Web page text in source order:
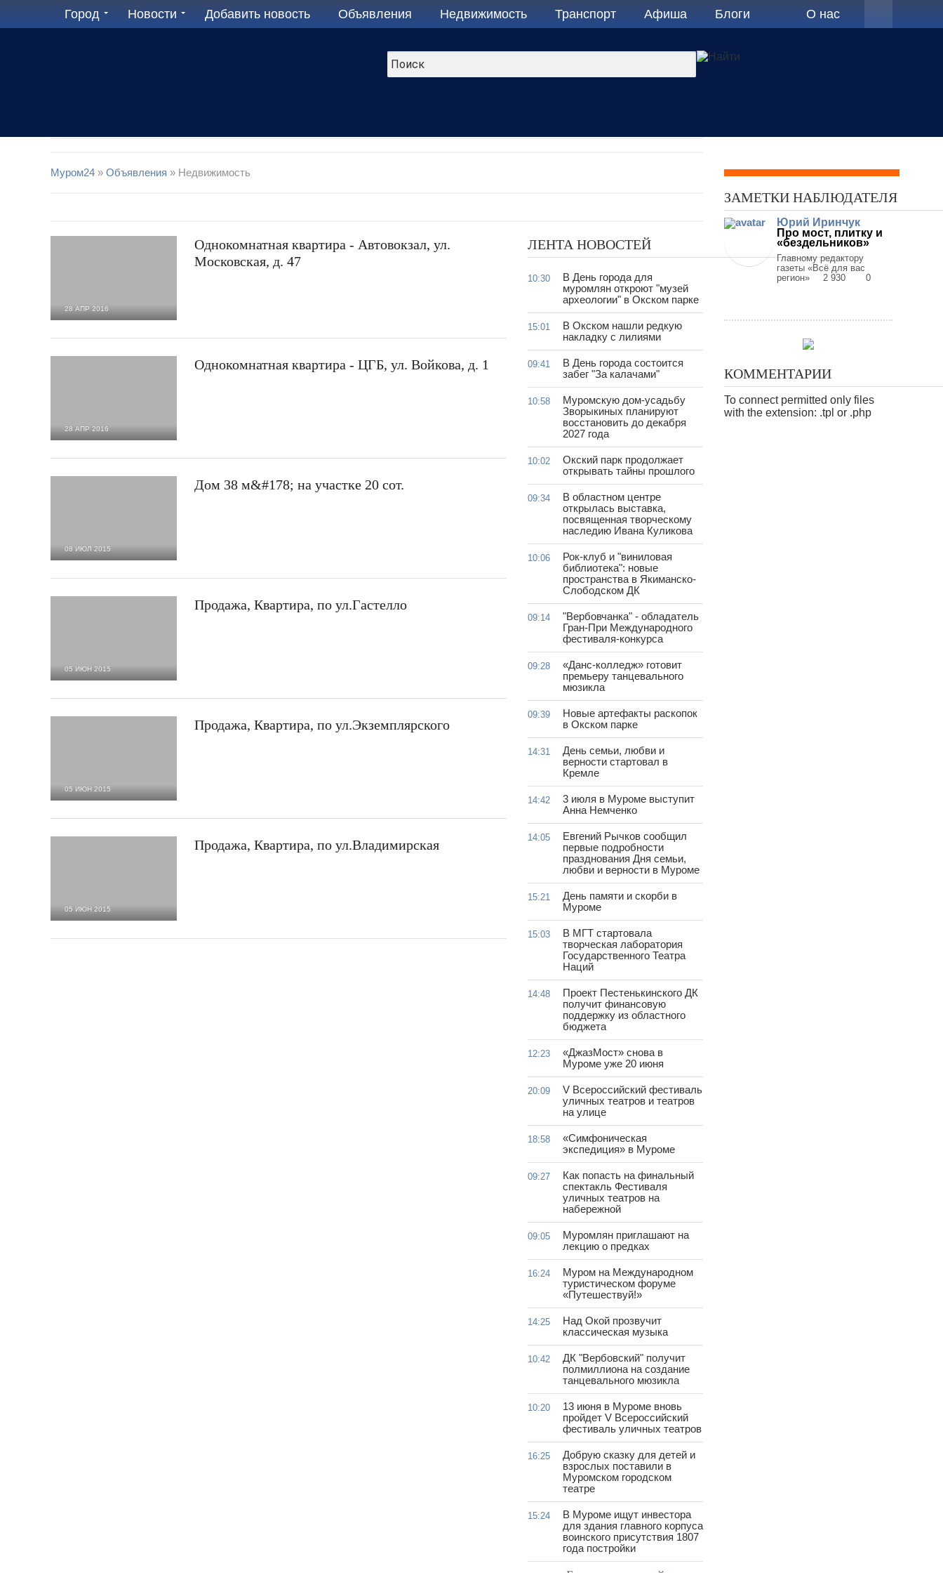
Город Новости Добавить новость Объявления Недвижимость Транспорт Афиша Блоги О нас
Муром24 » Объявления » Недвижимость
28 АПР 2016
Однокомнатная квартира - Автовокзал, ул.
Московская, д. 47
28 АПР 2016
Однокомнатная квартира - ЦГБ, ул. Войкова, д. 1
08 ИЮЛ 2015
Дом 38 м&#178; на участке 20 сот.
05 ИЮН 2015
Продажа, Квартира, по ул.Гастелло
05 ИЮН 2015
Продажа, Квартира, по ул.Экземплярского
05 ИЮН 2015
Продажа, Квартира, по ул.Владимирская
ЛЕНТА НОВОСТЕЙ
10:30
В День города для
муромлян откроют "музей
археологии" в Окском парке
15:01
В Окском нашли редкую
накладку с лилиями
09:41
В День города состоится
забег "За калачами"
10:58
Муромскую дом-усадьбу
Зворыкиных планируют
восстановить до декабря
2027 года
10:02
Окский парк продолжает
открывать тайны прошлого
09:34
В областном центре
открылась выставка,
посвященная творческому
наследию Ивана Куликова
10:06
Рок-клуб и "виниловая
библиотека": новые
пространства в Якиманско-
Слободском ДК
09:14
"Вербовчанка" - обладатель
Гран-При Международного
фестиваля-конкурса
09:28
«Данс‑колледж» готовит
премьеру танцевального
мюзикла
09:39
Новые артефакты раскопок
в Окском парке
14:31
День семьи, любви и
верности стартовал в
Кремле
14:42
3 июля в Муроме выступит
Анна Немченко
14:05
Евгений Рычков сообщил
первые подробности
празднования Дня семьи,
любви и верности в Муроме
15:21
День памяти и скорби в
Муроме
15:03
В МГТ стартовала
творческая лаборатория
Государственного Театра
Наций
14:48
Проект Пестенькинского ДК
получит финансовую
поддержку из областного
бюджета
12:23
«ДжазМост» снова в
Муроме уже 20 июня
20:09
V Всероссийский фестиваль
уличных театров и театров
на улице
18:58
«Симфоническая
экспедиция» в Муроме
09:27
Как попасть на финальный
спектакль Фестиваля
уличных театров на
набережной
09:05
Муромлян приглашают на
лекцию о предках
16:24
Муром на Международном
туристическом форуме
«Путешествуй!»
14:25
Над Окой прозвучит
классическая музыка
10:42
ДК "Вербовский" получит
полмиллиона на создание
танцевального мюзикла
10:20
13 июня в Муроме вновь
пройдет V Всероссийский
фестиваль уличных театров
16:25
Добрую сказку для детей и
взрослых поставили в
Муромском городском
театре
15:24
В Муроме ищут инвестора
для здания главного корпуса
воинского присутствия 1807
года постройки
ЗАМЕТКИ НАБЛЮДАТЕЛЯ
Юрий Иринчук
Про мост, плитку и
«бездельников»
Главному редактору
газеты «Всё для вас
регион»
2 930 0
КОММЕНТАРИИ
To connect permitted only files
with the extension: .tpl or .php